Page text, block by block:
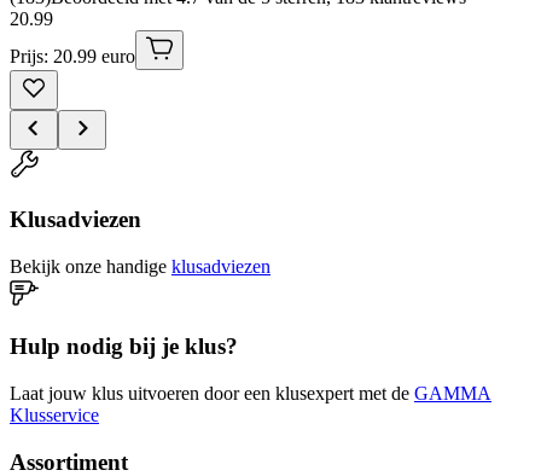
20.99
Prijs: 20.99 euro
Klusadviezen
Bekijk onze handige klusadviezen
Hulp nodig bij je klus?
Laat jouw klus uitvoeren door een klusexpert met de GAMMA
Klusservice
Assortiment